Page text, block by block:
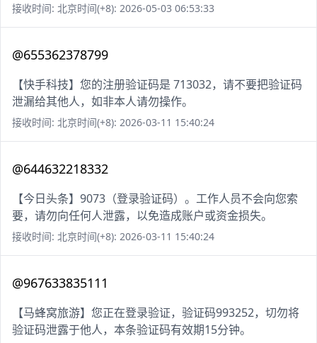
接收时间: 北京时间(+8): 2026-05-03 06:53:33
@655362378799
【快手科技】您的注册验证码是 713032，请不要把验证码
泄漏给其他人，如非本人请勿操作。
接收时间: 北京时间(+8): 2026-03-11 15:40:24
@644632218332
【今日头条】9073（登录验证码）。工作人员不会向您索
要，请勿向任何人泄露，以免造成账户或资金损失。
接收时间: 北京时间(+8): 2026-03-11 15:40:24
@967633835111
【马蜂窝旅游】您正在登录验证，验证码993252，切勿将
验证码泄露于他人，本条验证码有效期15分钟。